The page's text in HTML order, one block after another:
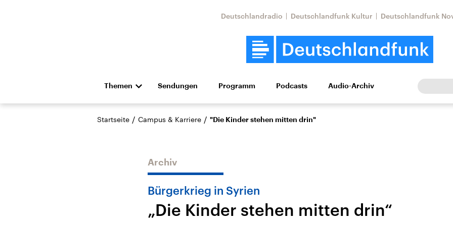
Deutschlandradio Deutschlandfunk Kultur Deutschlandfunk
Themen
Die Nachrichten Politik Wirtschaft Wissen Kultur Europa
Hörspiel und Feature Musik
Landtagswahl Sachsen-
Anhalt 2026
USA
Nahostkonflikt
Sendungen Programm Podcasts Audio-Archiv
Startseite / Campus & Karriere / "Die Kinder stehen mitten drin"
Archiv
Bürgerkrieg in Syrien
„Die Kinder stehen mitten drin“